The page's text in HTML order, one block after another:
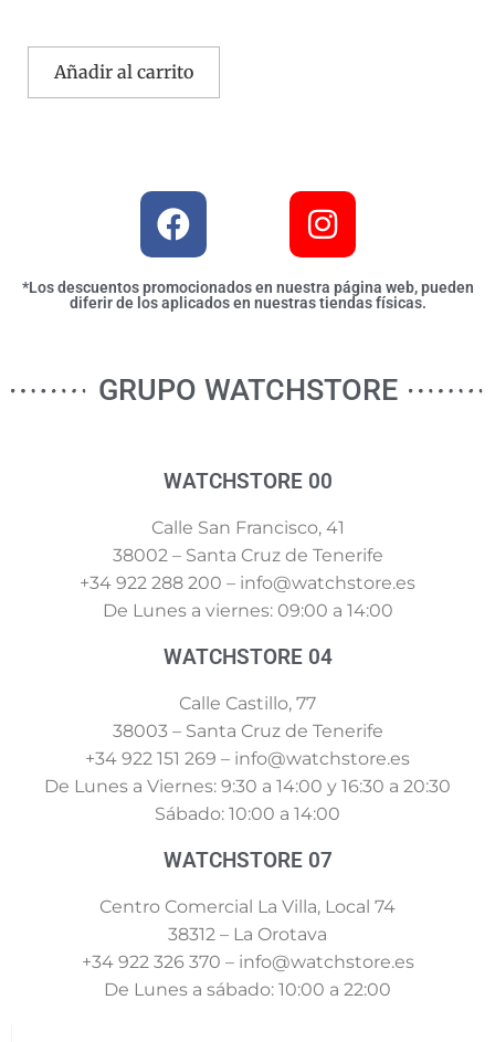
Añadir al carrito
*Los descuentos promocionados en nuestra página web, pueden
diferir de los aplicados en nuestras tiendas físicas.
GRUPO WATCHSTORE
WATCHSTORE 00
Calle San Francisco, 41
38002 – Santa Cruz de Tenerife
+34 922 288 200 – info@watchstore.es
De Lunes a viernes: 09:00 a 14:00
WATCHSTORE 04
Calle Castillo, 77
38003 – Santa Cruz de Tenerife
+34 922 151 269 – info@watchstore.es
De Lunes a Viernes: 9:30 a 14:00 y 16:30 a 20:30
Sábado: 10:00 a 14:00
WATCHSTORE 07
Centro Comercial La Villa, Local 74
38312 – La Orotava
+34 922 326 370 – info@watchstore.es
De Lunes a sábado: 10:00 a 22:00